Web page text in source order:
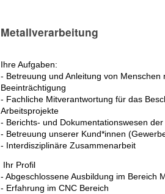
Metallverarbeitung
Ihre Aufgaben:
- Betreuung und Anleitung von Menschen
Beeinträchtigung
- Fachliche Mitverantwortung für das
Arbeitsprojekte
- Berichts- und Dokumentationswesen
- Betreuung unserer Kund*innen
- Interdisziplinäre Zusammenarbeit
Ihr Profil
- Abgeschlossene Ausbildung im Bereich
- Erfahrung im CNC Bereich